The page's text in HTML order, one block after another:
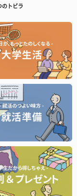
のトビラ